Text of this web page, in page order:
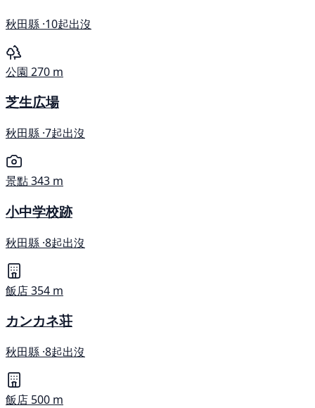
秋田縣 ·10起出沒
公園 270 m
芝生広場
秋田縣 ·7起出沒
景點343 m
小中学校跡
秋田縣 ·8起出沒
飯店354 m
カンカネ荘
秋田縣 ·8起出沒
飯店 500 m